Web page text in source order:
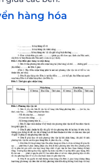
hàng hóa